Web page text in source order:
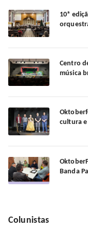
10ª
Centro
música
cultura e
Banda
Colunistas